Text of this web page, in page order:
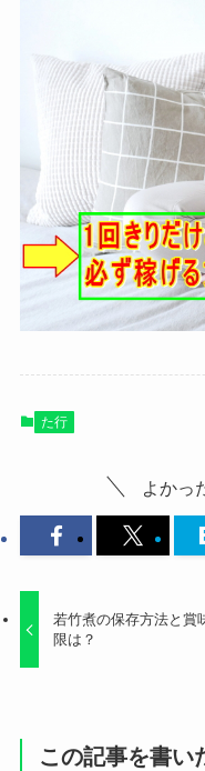
た行
よかっ
若竹煮の保存方法と賞
限は？
この記事を書い